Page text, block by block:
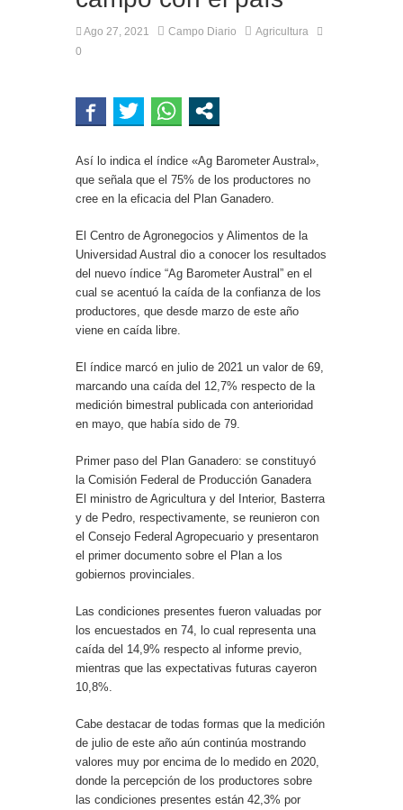
Ago 27, 2021 Campo Diario
Agricultura
0
Así lo indica el índice «Ag Barometer Austral»,
que señala que el 75% de los productores no
cree en la eficacia del Plan Ganadero.
El Centro de Agronegocios y Alimentos de la
Universidad Austral dio a conocer los resultados
del nuevo índice “Ag Barometer Austral” en el
cual se acentuó la caída de la confianza de los
productores, que desde marzo de este año
viene en caída libre.
El índice marcó en julio de 2021 un valor de 69,
marcando una caída del 12,7% respecto de la
medición bimestral publicada con anterioridad
en mayo, que había sido de 79.
Primer paso del Plan Ganadero: se constituyó
la Comisión Federal de Producción Ganadera
El ministro de Agricultura y del Interior, Basterra
y de Pedro, respectivamente, se reunieron con
el Consejo Federal Agropecuario y presentaron
el primer documento sobre el Plan a los
gobiernos provinciales.
Las condiciones presentes fueron valuadas por
los encuestados en 74, lo cual representa una
caída del 14,9% respecto al informe previo,
mientras que las expectativas futuras cayeron
10,8%.
Cabe destacar de todas formas que la medición
de julio de este año aún continúa mostrando
valores muy por encima de lo medido en 2020,
donde la percepción de los productores sobre
las condiciones presentes están 42,3% por